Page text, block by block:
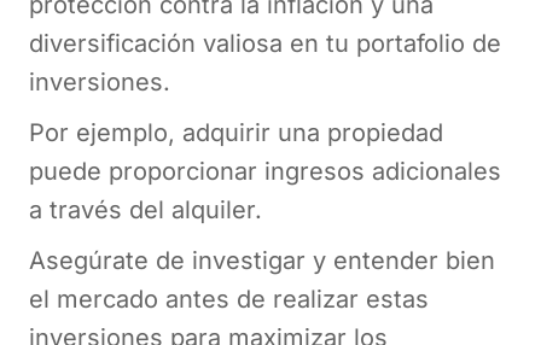
diversificación valiosa en tu portafolio de
inversiones.
Por ejemplo, adquirir una propiedad
puede proporcionar ingresos adicionales
a través del alquiler.
Asegúrate de investigar y entender bien
el mercado antes de realizar estas
inversiones para maximizar los